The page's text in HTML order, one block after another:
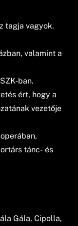
tagja vagyok.
valamint a
ban.
ért, hogy a
vezetője
tánc- és
Gála, Cipolla,